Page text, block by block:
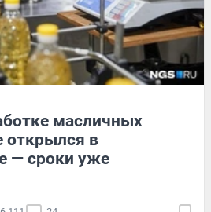
масличных
открылся в
— сроки уже